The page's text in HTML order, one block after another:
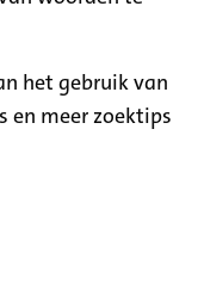
het gebruik van
en meer zoektips